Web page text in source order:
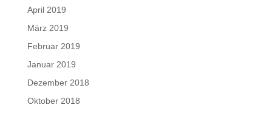
April 2019
März 2019
Februar 2019
Januar 2019
Dezember 2018
Oktober 2018